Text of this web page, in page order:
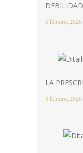
5 febrero, 2026
LA
3 febrero, 2026